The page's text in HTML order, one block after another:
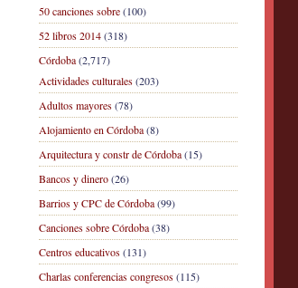
50 canciones sobre(100)
52 libros 2014(318)
Córdoba(2,717)
Actividades culturales(203)
Adultos mayores(78)
Alojamiento en Córdoba(8)
Arquitectura y constr de Córdoba(15)
Bancos y dinero(26)
Barrios y CPC de Córdoba(99)
Canciones sobre Córdoba(38)
Centros educativos(131)
Charlas conferencias congresos(115)